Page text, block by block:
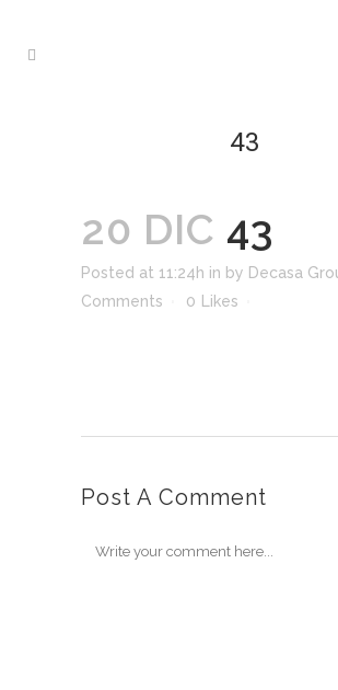
43
20 DIC 43
Posted at 11:24h in by Decasa
Comments
0 Likes
Post A Comment